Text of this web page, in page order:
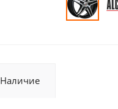
Наличие